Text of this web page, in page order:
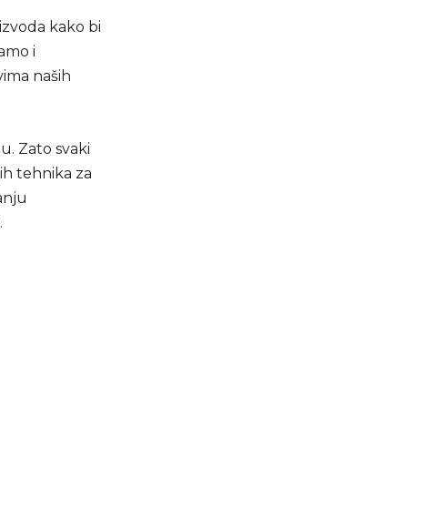
kako bi
i
naših
Zato svaki
tehnika za